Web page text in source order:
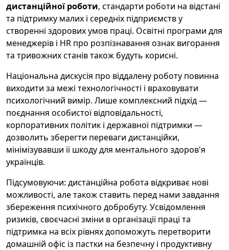
дистанційної роботи, стандарти роботи на відстані
та підтримку малих і середніх підприємств у
створенні здорових умов праці. Освітні програми для
менеджерів і HR про розпізнавання ознак вигорання
та тривожних станів також будуть корисні.
Національна дискусія про віддалену роботу повинна
виходити за межі технологічності і враховувати
психологічний вимір. Лише комплексний підхід —
поєднання особистої відповідальності,
корпоративних політик і державної підтримки —
дозволить зберегти переваги дистанційки,
мінімізувавши її шкоду для ментального здоров'я
українців.
Підсумовуючи: дистанційна робота відкриває нові
можливості, але також ставить перед нами завдання
збереження психічного добробуту. Усвідомлення
ризиків, своєчасні зміни в організації праці та
підтримка на всіх рівнях допоможуть перетворити
домашній офіс із пастки на безпечну і продуктивну